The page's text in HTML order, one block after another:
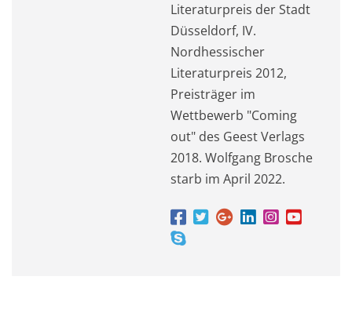
Literaturpreis der Stadt
Düsseldorf, IV.
Nordhessischer
Literaturpreis 2012,
Preisträger im
Wettbewerb "Coming
out" des Geest Verlags
2018. Wolfgang Brosche
starb im April 2022.